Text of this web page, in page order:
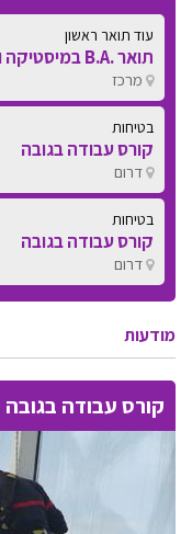
עוד תואר ראשון
תואר .B.A במיסטיקה ורוחניות
מרכז
בטיחות
קורס עבודה בגובה
דרום
בטיחות
קורס עבודה בגובה
דרום
מודעות
קורס עבודה בגובה